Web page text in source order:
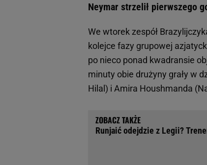
Neymar strzelił pierwszego
We wtorek zespół
kolejce fazy grupowej
po nieco ponad kwadransie
minuty obie drużyny grały w
Hilal) i Amira Houshmanda
Runjaić odejdzie z Legii?